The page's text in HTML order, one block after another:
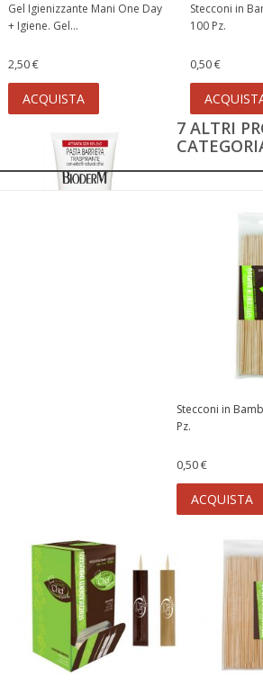
Gel Igienizzante Mani One Day
+ Igiene. Gel...
2,50 €
ACQUISTA
Stecconi in
100 Pz.
0,50 €
7 ALTRI
Stecconi in
Pz.
0,50 €
ACQUISTA